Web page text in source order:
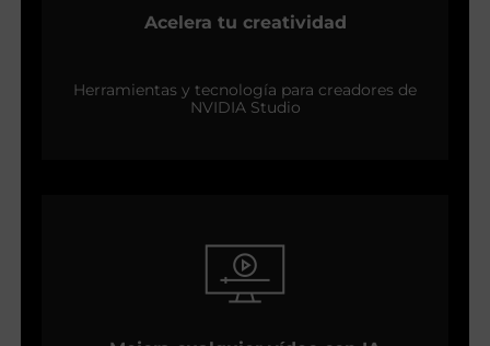
Acelera tu creatividad
Herramientas y tecnología para creadores de
NVIDIA Studio